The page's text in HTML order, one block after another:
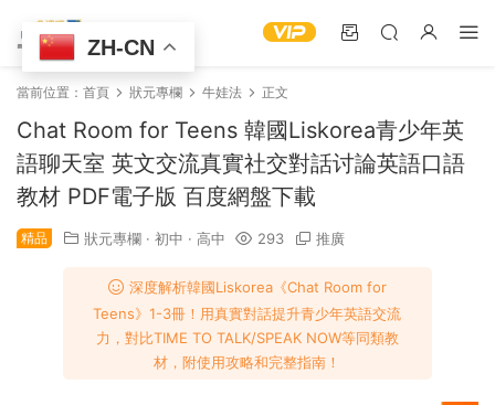
當前位置： 首頁 狀元專欄 牛娃法 正文
Chat Room for Teens 韓國Liskorea青少年英
語聊天室 英文交流真實社交對話讨論英語口語
教材 PDF電子版 百度網盤下載
精品 狀元專欄 · 初中 · 高中 293 推廣
深度解析韓國Liskorea《Chat Room for
Teens》1-3冊！用真實對話提升青少年英語交流
力，對比TIME TO TALK/SPEAK NOW等同類教
材，附使用攻略和完整指南！
ZH-CN